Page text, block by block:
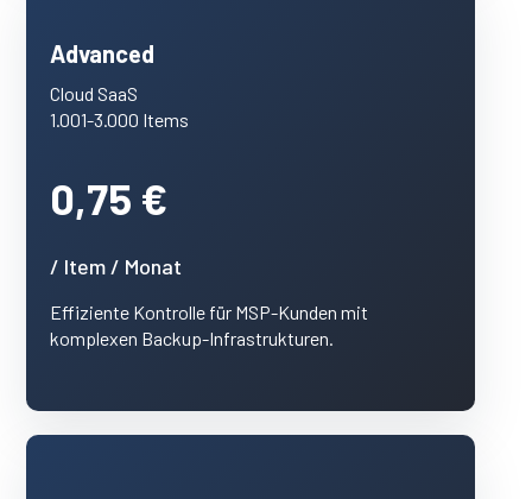
Advanced
Cloud SaaS
1.001-3.000 Items
0,75 €
/ Item / Monat
Effiziente Kontrolle für MSP-Kunden mit
komplexen Backup-Infrastrukturen.